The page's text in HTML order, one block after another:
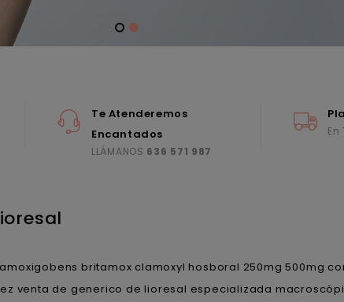
Te Atenderemos
Encantados
LLÁMANOS 636 571 987
En
britamox clamoxyl hosboral 250mg 500mg
venta de generico de lioresal especializada